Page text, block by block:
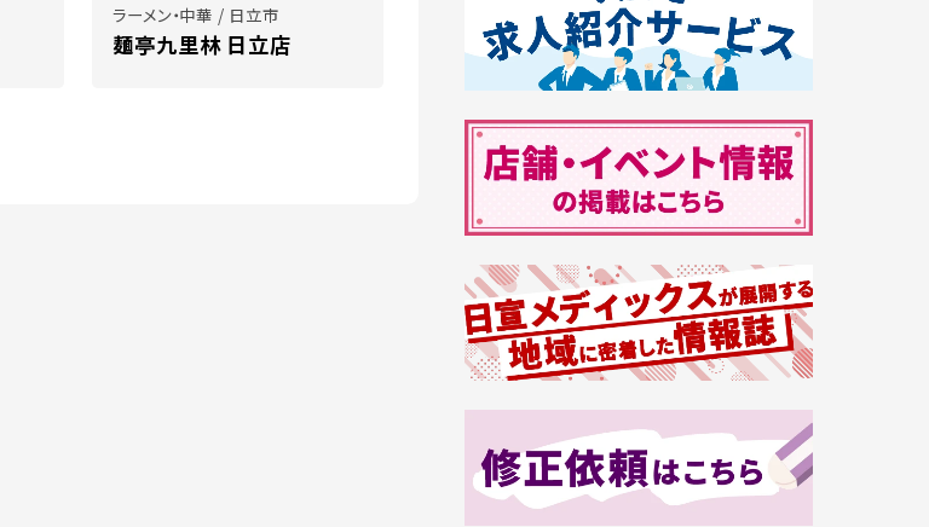
ラーメン・中華 / 日立市
麺亭九里林 日立店